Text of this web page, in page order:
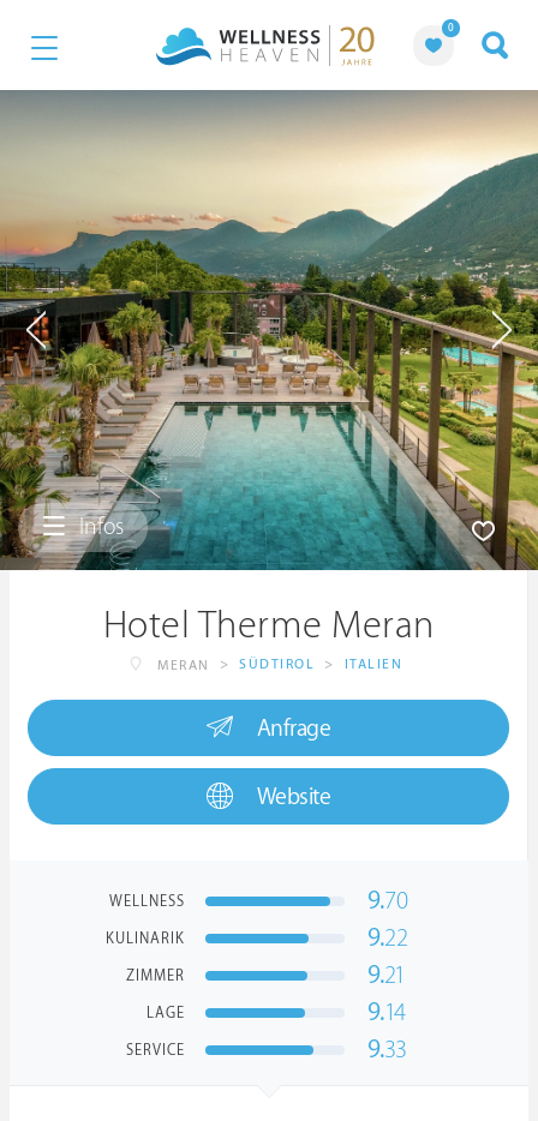
0
Infos
Hotel Therme Meran
MERAN > SÜDTIROL > ITALIEN
Anfrage
Website
WELLNESS 9.70
KULINARIK 9.22
ZIMMER 9.21
LAGE 9.14
SERVICE 9.33